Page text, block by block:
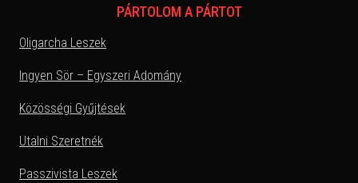
PÁRTOLOM A PÁRTOT
Oligarcha Leszek
Ingyen Sör – Egyszeri Adomány
Közösségi Gyűjtések
Utalni Szeretnék
Passzivista Leszek